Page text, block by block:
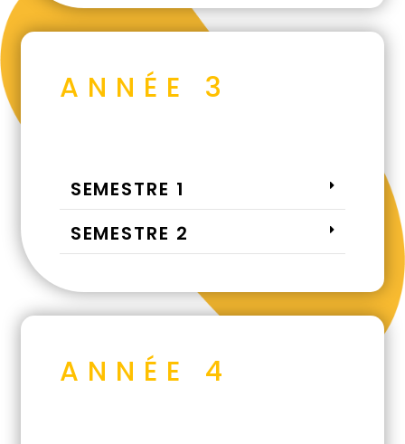
ANNÉE 3
SEMESTRE 1
SEMESTRE 2
ANNÉE 4